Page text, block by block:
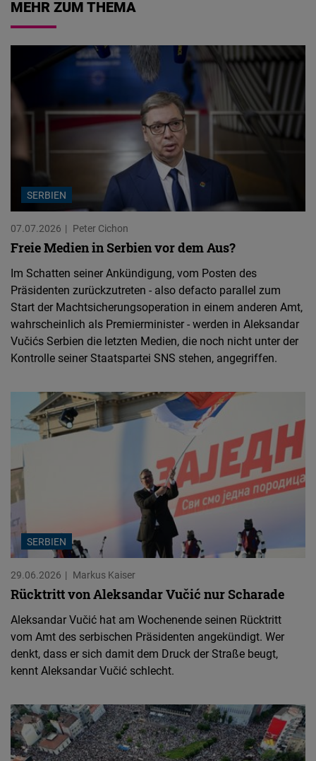
MEHR ZUM THEMA
SERBIEN
07.07.2026 Peter Cichon
Freie Medien in Serbien vor dem Aus?
Im Schatten seiner Ankündigung, vom Posten des
Präsidenten zurückzutreten - also defacto parallel zum
Start der Machtsicherungsoperation in einem anderen Amt,
wahrscheinlich als Premierminister - werden in Aleksandar
Vučićs Serbien die letzten Medien, die noch nicht unter der
Kontrolle seiner Staatspartei SNS stehen, angegriffen.
SERBIEN
29.06.2026 Markus Kaiser
Rücktritt von Aleksandar Vučić nur Scharade
Aleksandar Vučić hat am Wochenende seinen Rücktritt
vom Amt des serbischen Präsidenten angekündigt. Wer
denkt, dass er sich damit dem Druck der Straße beugt,
kennt Aleksandar Vučić schlecht.